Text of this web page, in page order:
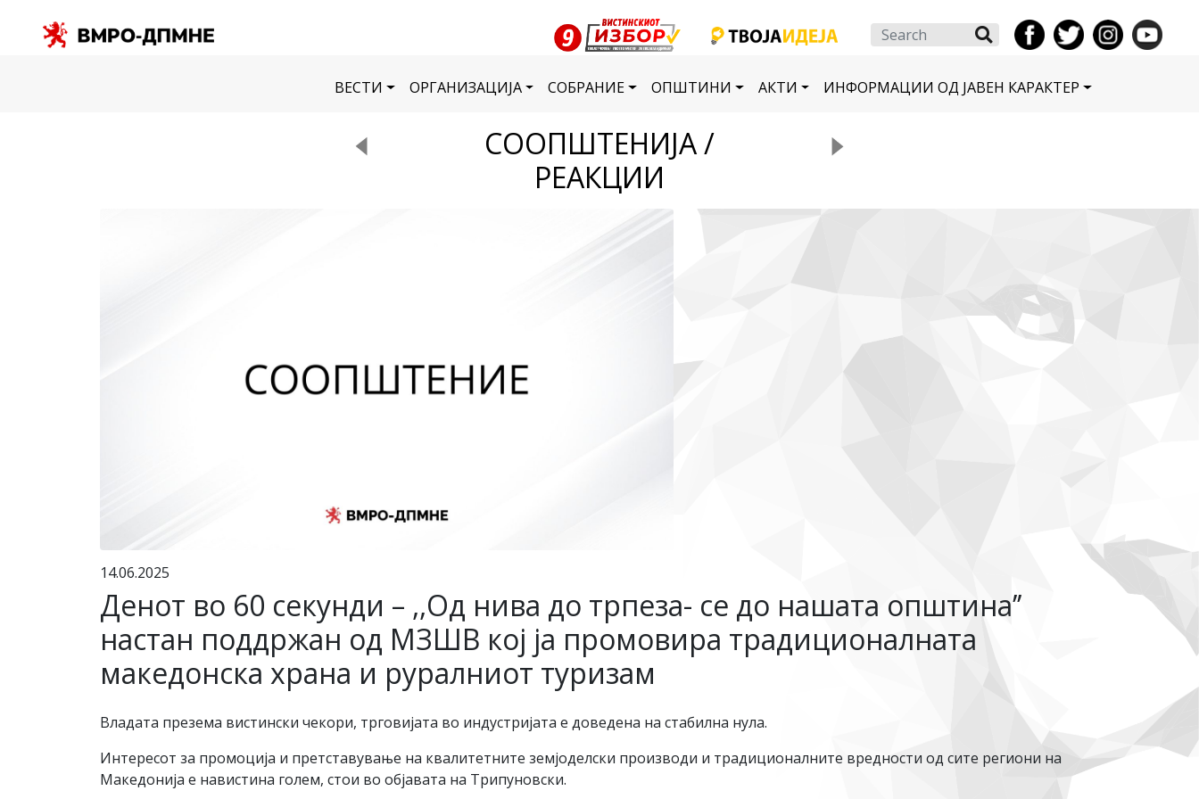
Search
ВЕСТИ ОРГАНИЗАЦИЈА СОБРАНИЕ ОПШТИНИ АКТИ ИНФОРМАЦИИ ОД ЈАВЕН КАРАКТЕР
СООПШТЕНИЈА /
РЕАКЦИИ
14.06.2025
Денот во 60 секунди – ,,Од нива до трпеза- се до нашата општина’’
настан поддржан од МЗШВ кој ја промовира традиционалната
македонска храна и руралниот туризам
Владата презема вистински чекори, трговијата во индустријата е доведена на стабилна нула.
Интересот за промоција и претставување на квалитетните земјоделски производи и традиционалните вредности од сите региони на
Македонија е навистина голем, стои во објавата на Трипуновски.